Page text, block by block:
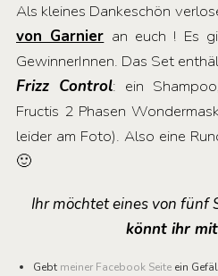
Als kleines Dankeschön
von Garnier an euch ! Es
GewinnerInnen. Das Set
Frizz Control: ein
Fructis 2 Phasen
leider am Foto). Also eine
🙂
Ihr möchtet eines von fünf
könnt ihr
Gebt meiner Facebook Seite ein